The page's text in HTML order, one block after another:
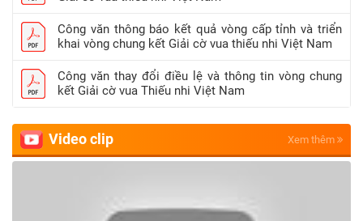
Công văn thông báo kết quả vòng cấp tỉnh và triển
khai vòng chung kết Giải cờ vua thiếu nhi Việt Nam
Công văn thay đổi điều lệ và thông tin vòng chung
kết Giải cờ vua Thiếu nhi Việt Nam
Video clip Xem thêm